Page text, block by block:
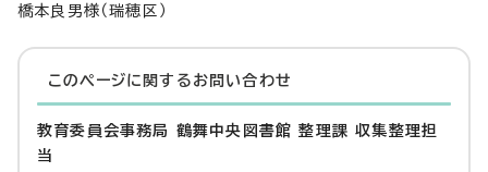
橋本良男様（瑞穂区）
このページに関する お問い合わせ
教育委員会事務局 鶴舞中央図書館 整理課 収集整理担
当